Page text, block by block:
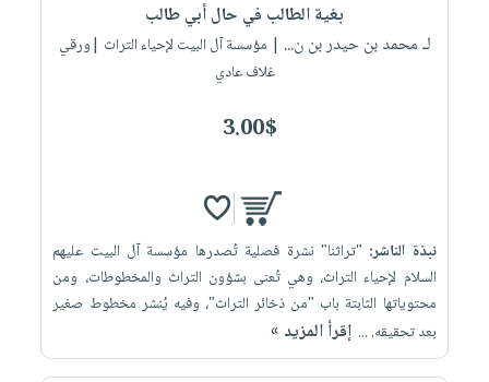
بغية الطالب في حال أبي طالب
لـ محمد بن حيدر بن ن... | مؤسسة آل البيت لإحياء التراث |ورقي
غلاف عادي
3.00$
نبذة الناشر: "تراثنا" نشرة فصلية تُصدرها مؤسسة آل البيت عليهم
السلام لإحياء التراث، وهي تُعنى بشؤون التراث والمخطوطات، ومن
محتوياتها الثابتة باب "من ذخائر التراث"، وفيه يُنشر مخطوط صغير
بعد تحقيقه. ... إقرأ المزيد »